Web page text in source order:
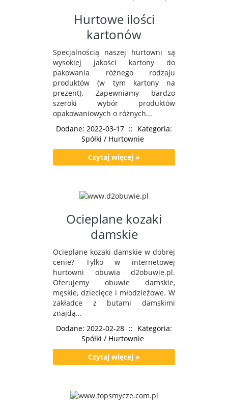
Hurtowe ilości
kartonów
Specjalnością naszej hurtowni są
wysokiej jakości kartony do
pakowania różnego rodzaju
produktów (w tym kartony na
prezent). Zapewniamy bardzo
szeroki wybór produktów
opakowaniowych o różnych...
Dodane: 2022-03-17 :: Kategoria:
Spółki / Hurtownie
Czytaj więcej »
Ocieplane kozaki
damskie
Ocieplane kozaki damskie w dobrej
cenie? Tylko w internetowej
hurtowni obuwia d2obuwie.pl.
Oferujemy obuwie damskie,
męskie, dziecięce i młodzieżowe. W
zakładce z butami damskimi
znajdą...
Dodane: 2022-02-28 :: Kategoria:
Spółki / Hurtownie
Czytaj więcej »